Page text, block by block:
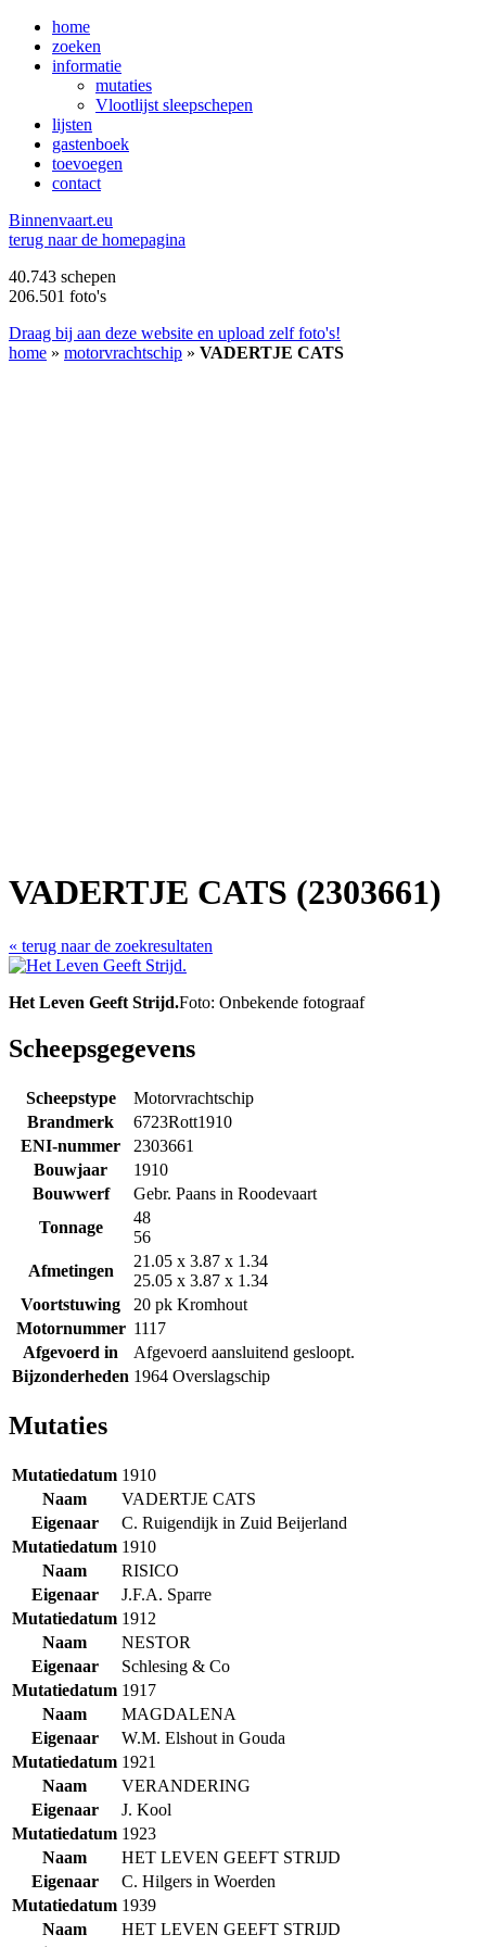
home
zoeken
informatie
mutaties
Vlootlijst sleepschepen
lijsten
gastenboek
toevoegen
contact
Binnenvaart.eu
terug naar de homepagina
40.743 schepen
206.501 foto's
Draag bij aan deze website en upload zelf foto's!
home » motorvrachtschip » VADERTJE CATS
VADERTJE CATS (2303661)
« terug naar de zoekresultaten
Het Leven Geeft Strijd.Foto: Onbekende fotograaf
Scheepsgegevens
Scheepstype
Motorvrachtschip
Brandmerk
6723Rott1910
ENI-nummer
2303661
Bouwjaar
1910
Bouwwerf
Gebr. Paans in Roodevaart
Tonnage
48
56
Afmetingen
21.05 x 3.87 x 1.34
25.05 x 3.87 x 1.34
Voortstuwing
20 pk Kromhout
Motornummer 1117
Afgevoerd in
Afgevoerd aansluitend gesloopt.
Bijzonderheden 1964 Overslagschip
Mutaties
Mutatiedatum 1910
Naam
VADERTJE CATS
Eigenaar
C. Ruigendijk in Zuid Beijerland
Mutatiedatum 1910
Naam
RISICO
Eigenaar
J.F.A. Sparre
Mutatiedatum 1912
Naam
NESTOR
Eigenaar
Schlesing & Co
Mutatiedatum 1917
Naam
MAGDALENA
Eigenaar
W.M. Elshout in Gouda
Mutatiedatum 1921
Naam
VERANDERING
Eigenaar
J. Kool
Mutatiedatum 1923
Naam
HET LEVEN GEEFT STRIJD
Eigenaar
C. Hilgers in Woerden
Mutatiedatum 1939
Naam
HET LEVEN GEEFT STRIJD